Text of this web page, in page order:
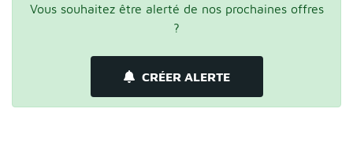
Vous souhaitez être alerté de nos prochaines offres
?
CRÉER ALERTE